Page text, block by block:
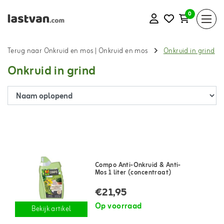
0
Terug naar Onkruid en mos | Onkruid en mos Onkruid in grind
Onkruid in grind
Bekijk artikel
Compo Anti-Onkruid & Anti-
Mos 1 liter (concentraat)
€21,95
Op voorraad